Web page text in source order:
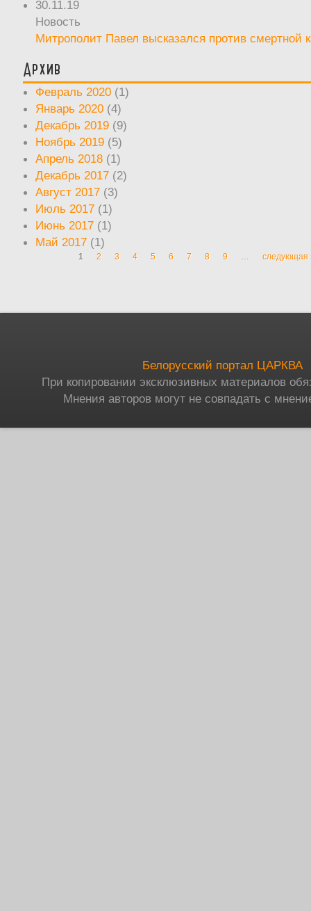
30.11.19
Новость
Митрополит Павел высказался против смертной
Архив
Февраль 2020 (1)
Январь 2020 (4)
Декабрь 2019 (9)
Ноябрь 2019 (5)
Апрель 2018 (1)
Декабрь 2017 (2)
Август 2017 (3)
Июль 2017 (1)
Июнь 2017 (1)
Май 2017 (1)
Страницы
1 2 3 4 5 6 7 8 9 … следующая
Белорусский портал ЦАРКВА
При копировании эксклюзивных материалов
Мнения авторов могут не совпадать с